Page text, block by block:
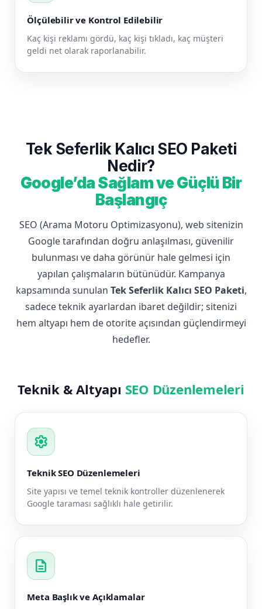
Ölçülebilir ve Kontrol Edilebilir
Kaç kişi reklamı gördü, kaç kişi tıkladı, kaç müşteri
geldi net olarak raporlanabilir.
Tek Seferlik Kalıcı SEO Paketi
Nedir?
Google’da Sağlam ve Güçlü Bir
Başlangıç
SEO (Arama Motoru Optimizasyonu), web sitenizin
Google tarafından doğru anlaşılması, güvenilir
bulunması ve daha görünür hale gelmesi için
yapılan çalışmaların bütünüdür. Kampanya
kapsamında sunulan Tek Seferlik Kalıcı SEO Paketi,
sadece teknik ayarlardan ibaret değildir; sitenizi
hem altyapı hem de otorite açısından güçlendirmeyi
hedefler.
Teknik & Altyapı SEO Düzenlemeleri
settings
Teknik SEO Düzenlemeleri
Site yapısı ve temel teknik kontroller düzenlenerek
Google taraması sağlıklı hale getirilir.
description
Meta Başlık ve Açıklamalar